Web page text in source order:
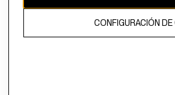
El contenido de esta página web está
CONFIGURACIÓN